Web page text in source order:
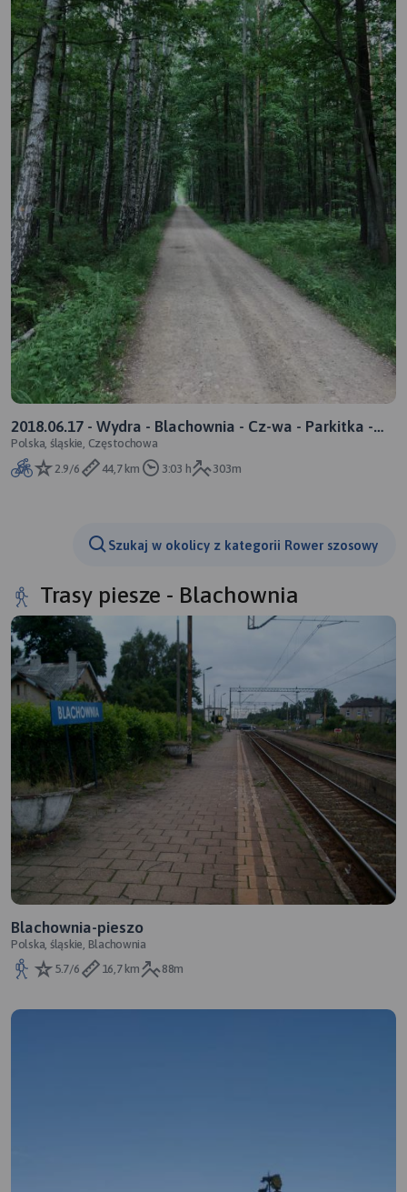
2018.06.17 - Wydra - Blachownia - Cz-wa - Parkitka -
rower
Polska, śląskie, Częstochowa
2.9/6
44,7 km 3:03 h 303m
Szukaj w okolicy z kategorii Rower szosowy
Trasy piesze - Blachownia
Blachownia-pieszo
Polska, śląskie, Blachownia
5.7/6
16,7 km 88m